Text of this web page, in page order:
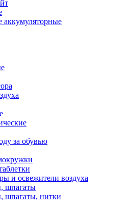
за обувью
и освежители воздуха
шпагаты
шпагаты, нитки